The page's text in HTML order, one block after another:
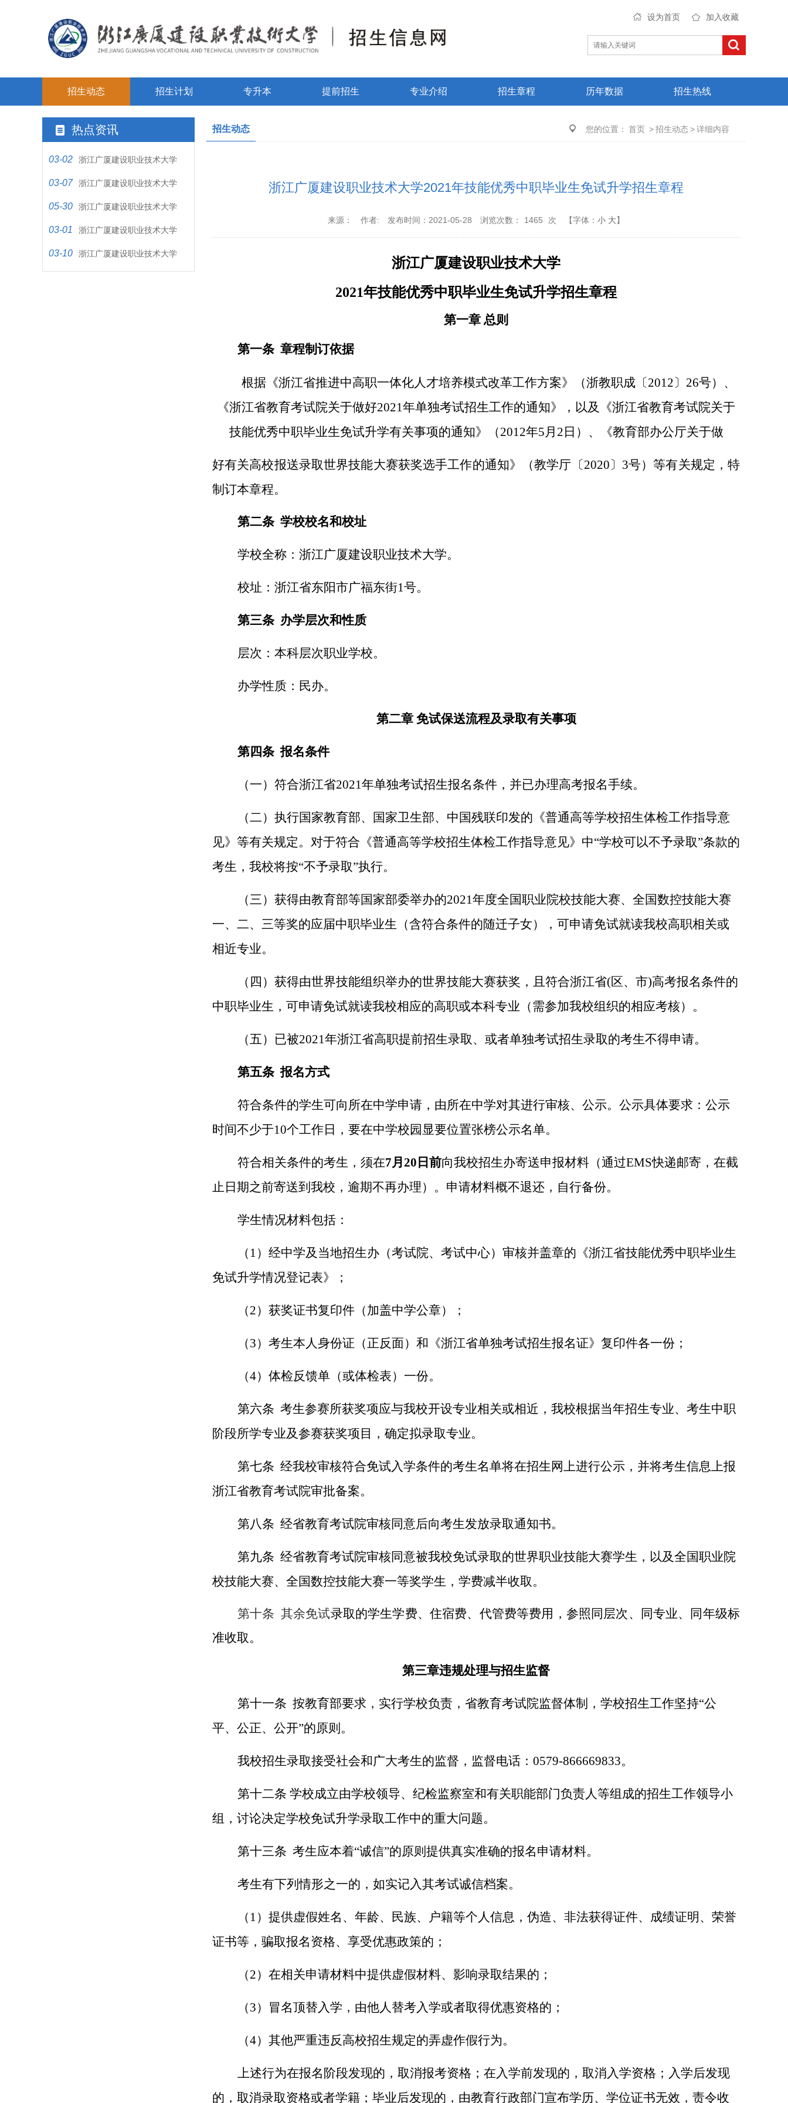
设为首页 加入收藏
招生动态 招生计划 专升本 提前招生 专业介绍 招生章程 历年数据 招生热线
热点资讯
03-02 浙江广厦建设职业技术大学
2021年高职提前招生章程
03-07 浙江广厦建设职业技术大学
2025年退役大学生士兵免…
05-30 浙江广厦建设职业技术大学
2022年普通高校招生章程
03-01 浙江广厦建设职业技术大学
2025年高职提前招生章程
03-10 浙江广厦建设职业技术大学
您的位置： 首页 >招生动态>详细内容
招生动态
浙江广厦建设职业技术大学2021年技能优秀中职毕业生免试升学招生章程
来源： 作者: 发布时间：2021-05-28 浏览次数： 1465 次 【字体： 小 大】
浙江广厦建设职业技术大学
2021年技能优秀中职毕业生免试升学招生章程
第一章 总则
第一条 章程制订依据
根据《浙江省推进中高职一体化人才培养模式改革工作方案》（浙教职成〔2012〕26号）、
《浙江省教育考试院关于做好2021年单独考试招生工作的通知》，以及《浙江省教育考试院关于
技能优秀中职毕业生免试升学有关事项的通知》（2012年5月2日）、《教育部办公厅关于做
好有关高校报送录取世界技能大赛获奖选手工作的通知》（教学厅〔2020〕3号）等有关规定，特
制订本章程。
第二条 学校校名和校址
学校全称：浙江广厦建设职业技术大学。
校址：浙江省东阳市广福东街1号。
第三条 办学层次和性质
层次：本科层次职业学校。
办学性质：民办。
第二章 免试保送流程及录取有关事项
第四条 报名条件
（一）符合浙江省2021年单独考试招生报名条件，并已办理高考报名手续。
（二）执行国家教育部、国家卫生部、中国残联印发的《普通高等学校招生体检工作指导意
见》等有关规定。对于符合《普通高等学校招生体检工作指导意见》中“学校可以不予录取”条款的
考生，我校将按“不予录取”执行。
（三）获得由教育部等国家部委举办的2021年度全国职业院校技能大赛、全国数控技能大赛
一、二、三等奖的应届中职毕业生 （含符合条件的随迁子女） ， 可申请免试就读我校高职相关或
相近专业。
（四 ）获得由世界技能组织举办的世界技能大赛获奖，且符合浙江省(区、市)高考报名条件的
中职毕业生，可申请免试就读我校相应的高职或本科专业（需参加我校组织的相应考核）。
（五）已被2021年浙江省高职提前招生录取、或者单独考试招生录取的考生不得申请。
第五条 报名方式
符合条件的学生可向所在中学申请，由所在中学对其进行审核、公示。公示具体要求：公示
时间不少于10个工作日，要在中学校园显要位置张榜公示名单。
符合相关条件的考生，须在7月20日前向我校招生办寄送申报材料（通过EMS快递邮寄，在截
止日期之前寄送到我校，逾期不再办理）。申请材料概不退还，自行备份。
学生情况材料包括：
（1）经中学及当地招生办（考试院、考试中心）审核并盖章的《浙江省技能优秀中职毕业生
免试升学情况登记表》；
（2）获奖证书复印件（加盖中学公章）；
（3）考生本人身份证（正反面）和《浙江省单独考试招生报名证》复印件各一份；
（4）体检反馈单（或体检表）一份。
第六条 考生参赛所获奖项应与我校开设专业相关或相近，我校根据当年招生专业、考生中职
阶段所学专业及参赛获奖项目，确定拟录取专业。
第七条 经我校审核符合免试入学条件的考生名单将在招生网上进行公示，并将考生信息上报
浙江省教育考试院审批备案。
第八条 经省教育考试院审核同意后向考生发放录取通知书。
第九条 经省教育考试院审核同意被我校免试录取的世界职业技能大赛学生，以及全国职业院
校技能大赛、全国数控技能大赛一等奖学生，学费减半收取。
第十条 其余免试录取的学生学费、住宿费、代管费等费用，参照同层次、同专业、同年级标
准收取。
第三章违规处理与招生监督
第十一条 按教育部要求，实行学校负责，省教育考试院监督体制，学校招生工作坚持“公
平、公正、公开”的原则。
我校招生录取接受社会和广大考生的监督，监督电话：0579-866669833。
第十二条 学校成立由学校领导、纪检监察室和有关职能部门负责人等组成的招生工作领导小
组，讨论决定学校免试升学录取工作中的重大问题。
第十三条 考生应本着“诚信”的原则提供真实准确的报名申请材料。
考生有下列情形之一的，如实记入其考试诚信档案。
（1）提供虚假姓名、年龄、民族、户籍等个人信息，伪造、非法获得证件、成绩证明、荣誉
证书等，骗取报名资格、享受优惠政策的；
（2）在相关申请材料中提供虚假材料、影响录取结果的；
（3）冒名顶替入学，由他人替考入学或者取得优惠资格的；
（4）其他严重违反高校招生规定的弄虚作假行为。
上述行为在报名阶段发现的，取消报考资格；在入学前发现的，取消入学资格；入学后发现
的，取消录取资格或者学籍；毕业后发现的，由教育行政部门宣布学历、学位证书无效，责令收